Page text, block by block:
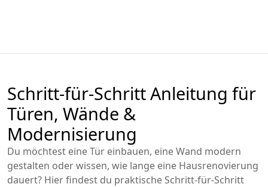
Schritt-für-Schritt Anleitung für
Türen, Wände &
Modernisierung
Du möchtest eine Tür einbauen, eine Wand modern
gestalten oder wissen, wie lange eine Hausrenovierung
dauert? Hier findest du praktische Schritt-für-Schritt